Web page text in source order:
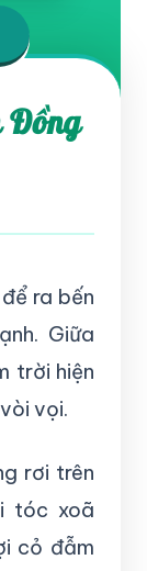
Đồng
ra bến
Giữa
trời hiện
vọi.
rơi trên
tóc xoã
cỏ đẫm